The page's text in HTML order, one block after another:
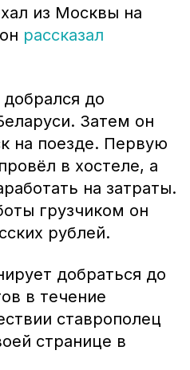
из Москвы на
рассказал
до
Затем он
на поезде. Первую
в хостеле, а
на затраты.
грузчиком он
рублей.
добраться до
в течение
ставрополец
странице в